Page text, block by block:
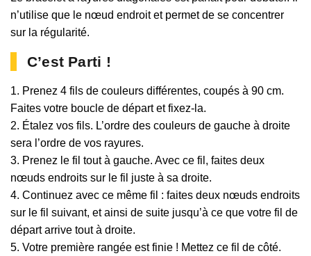
n’utilise que le nœud endroit et permet de se concentrer
sur la régularité.
C’est Parti !
1. Prenez 4 fils de couleurs différentes, coupés à 90 cm.
Faites votre boucle de départ et fixez-la.
2. Étalez vos fils. L’ordre des couleurs de gauche à droite
sera l’ordre de vos rayures.
3. Prenez le fil tout à gauche. Avec ce fil, faites deux
nœuds endroits sur le fil juste à sa droite.
4. Continuez avec ce même fil : faites deux nœuds endroits
sur le fil suivant, et ainsi de suite jusqu’à ce que votre fil de
départ arrive tout à droite.
5. Votre première rangée est finie ! Mettez ce fil de côté.